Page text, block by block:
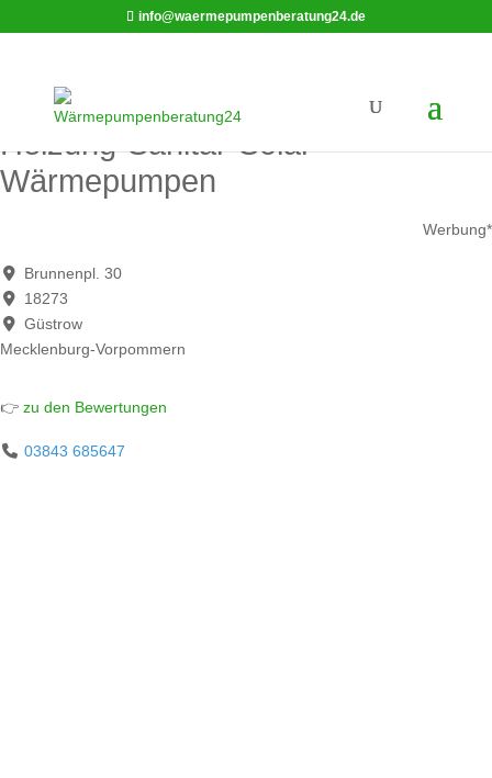
info@waermepumpenberatung24.de
Meisterfachbetrieb Timo Mense
Heizung-Sanitär-Solar-
Wärmepumpen
Werbung*
Brunnenpl. 30
18273
Güstrow
Mecklenburg-Vorpommern
👉 zu den Bewertungen
03843 685647